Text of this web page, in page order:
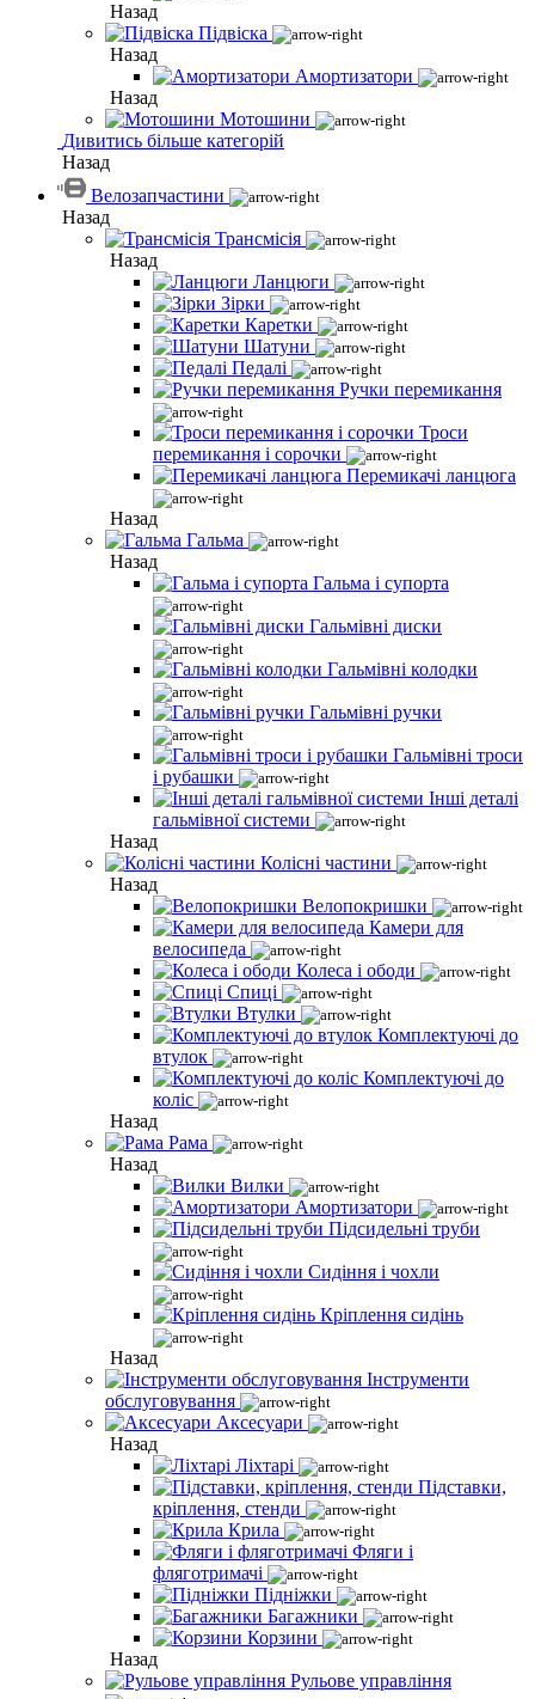
Назад
Підвіска
Назад
Амортизатори
Назад
Мотошини
Дивитись більше категорій
Назад
Велозапчастини
Назад
Трансмісія
Назад
Ланцюги
Зірки
Каретки
Шатуни
Педалі
Ручки перемикання
Троси
перемикання і сорочки
Перемикачі ланцюга
Назад
Гальма
Назад
Гальма і супорта
Гальмівні диски
Гальмівні колодки
Гальмівні ручки
Гальмівні троси
і рубашки
Інші деталі
гальмівної системи
Назад
Колісні частини
Назад
Велопокришки
Камери для
велосипеда
Колеса і ободи
Спиці
Втулки
Комплектуючі до
втулок
Комплектуючі до
коліс
Назад
Рама
Назад
Вилки
Амортизатори
Підсидельні труби
Сидіння і чохли
Кріплення сидінь
Назад
Інструменти
обслуговування
Аксесуари
Назад
Ліхтарі
Підставки,
кріплення, стенди
Крила
Фляги і
фляготримачі
Підніжки
Багажники
Корзини
Назад
Рульове управління